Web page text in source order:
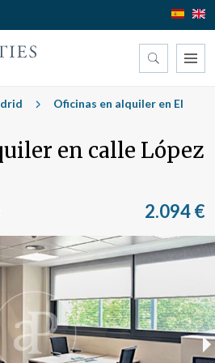
Oficinas en alquiler en El
en calle López
2.094 €